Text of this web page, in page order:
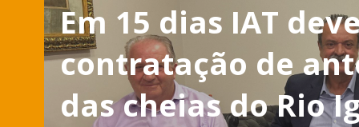
Em 15 dias IAT
contratação de
das cheias do Rio